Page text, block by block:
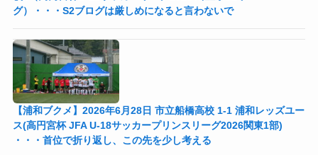
グ）・・・S2ブログは厳しめになると言わないで
【浦和ブクメ】2026年6月28日 市立船橋高校 1-1 浦和レッズユー
ス(高円宮杯 JFA U-18サッカープリンスリーグ2026関東1部)
・・・首位で折り返し、この先を少し考える